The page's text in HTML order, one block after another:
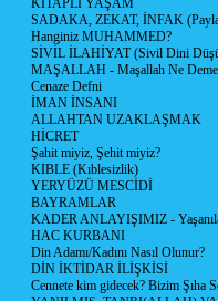
KİTAPLI YAŞAM
SADAKA, ZEKAT, İNFAK
Hanginiz MUHAMMED?
SİVİL İLAHİYAT (Sivil Dini
MAŞALLAH - Maşallah Ne
Cenaze Defni
İMAN İNSANI
ALLAHTAN UZAKLAŞMAK
HİCRET
Şahit miyiz, Şehit miyiz?
KIBLE (Kıblesizlik)
YERYÜZÜ MESCİDİ
BAYRAMLAR
KADER ANLAYIŞIMIZ -
HAC KURBANI
Din Adamı/Kadını Nasıl Olunur?
DİN İKTİDAR İLİŞKİSİ
Cennete kim gidecek? Bizim Şıha